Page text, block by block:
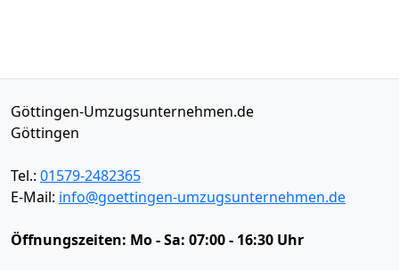
Göttingen-Umzugsunternehmen.de
Göttingen
Tel.: 01579-2482365
E-Mail: info@goettingen-umzugsunternehmen.de
Öffnungszeiten: Mo - Sa: 07:00 - 16:30 Uhr